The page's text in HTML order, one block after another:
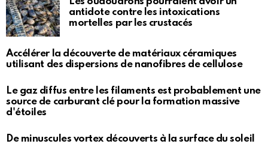
antidote contre les intoxications
mortelles par les crustacés
Accélérer la découverte de matériaux céramiques
utilisant des dispersions de nanofibres de cellulose
Le gaz diffus entre les filaments est probablement une
source de carburant clé pour la formation massive
d'étoiles
De minuscules vortex découverts à la surface du soleil